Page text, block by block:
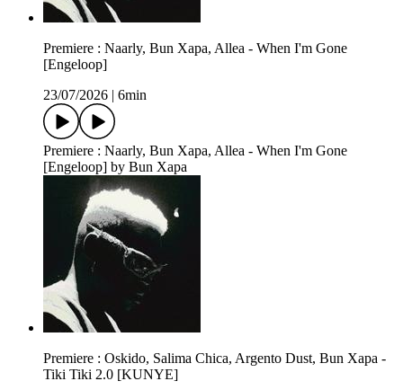
Premiere : Naarly, Bun Xapa, Allea - When I'm Gone
[Engeloop]
23/07/2026
6min
Premiere : Naarly, Bun Xapa, Allea - When I'm Gone
[Engeloop] by Bun Xapa
Premiere : Oskido, Salima Chica, Argento Dust, Bun Xapa -
Tiki Tiki 2.0 [KUNYE]